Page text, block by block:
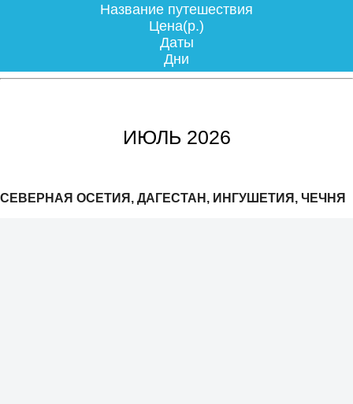
Название путешествия
Цена(р.)
Даты
Дни
ИЮЛЬ 2026
СЕВЕРНАЯ ОСЕТИЯ, ДАГЕСТАН, ИНГУШЕТИЯ, ЧЕЧНЯ